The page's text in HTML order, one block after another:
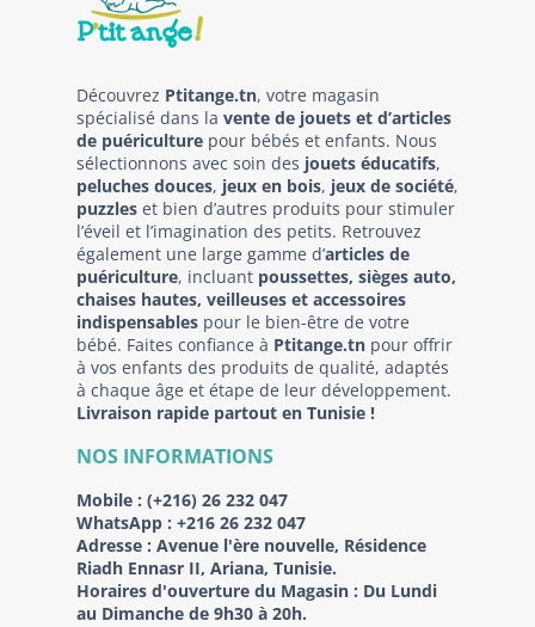
Découvrez Ptitange.tn, votre magasin
spécialisé dans la vente de jouets et d’articles
de puériculture pour bébés et enfants. Nous
sélectionnons avec soin des jouets éducatifs,
peluches douces, jeux en bois, jeux de société,
puzzles et bien d’autres produits pour stimuler
l’éveil et l’imagination des petits. Retrouvez
également une large gamme d’articles de
puériculture, incluant poussettes, sièges auto,
chaises hautes, veilleuses et accessoires
indispensables pour le bien-être de votre
bébé. Faites confiance à Ptitange.tn pour offrir
à vos enfants des produits de qualité, adaptés
à chaque âge et étape de leur développement.
Livraison rapide partout en Tunisie !
NOS INFORMATIONS
Mobile : (+216) 26 232 047
WhatsApp : +216 26 232 047
Adresse : Avenue l'ère nouvelle, Résidence
Riadh Ennasr II, Ariana, Tunisie.
Horaires d'ouverture du Magasin : Du Lundi
au Dimanche de 9h30 à 20h.